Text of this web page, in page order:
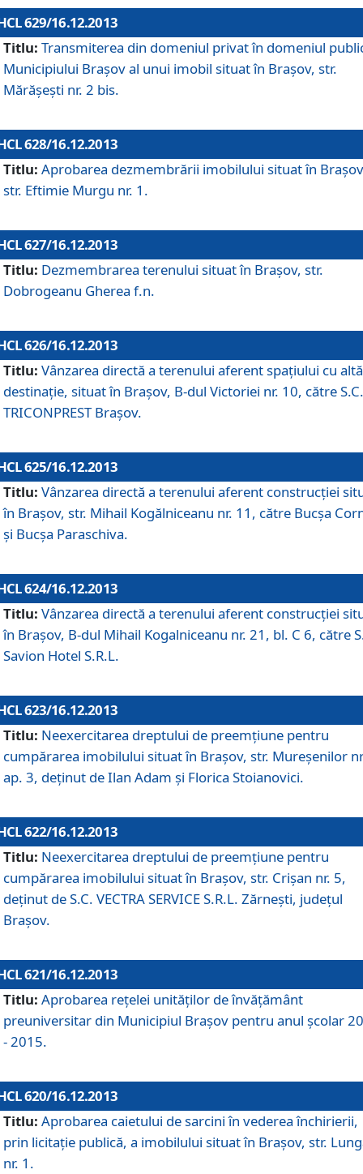
629/16.12.2013
Titlu: Transmiterea din domeniul privat în domeniul
Municipiului Braşov al unui imobil situat în Braşov, str.
Mărăşeşti nr. 2 bis.
628/16.12.2013
Titlu: Aprobarea dezmembrării imobilului situat în
str. Eftimie Murgu nr. 1.
627/16.12.2013
Titlu: Dezmembrarea terenului situat în Braşov, str.
Dobrogeanu Gherea f.n.
626/16.12.2013
Titlu: Vânzarea directă a terenului aferent spaţiului cu altă
destinaţie, situat în Braşov, B-dul Victoriei nr. 10, către S.C.
TRICONPREST Braşov.
625/16.12.2013
Titlu: Vânzarea directă a terenului aferent construcţiei
în Braşov, str. Mihail Kogălniceanu nr. 11, către Bucşa
şi Bucşa Paraschiva.
624/16.12.2013
Titlu: Vânzarea directă a terenului aferent construcţiei
în Braşov, B-dul Mihail Kogalniceanu nr. 21, bl. C 6, către
Savion Hotel S.R.L.
623/16.12.2013
Titlu: Neexercitarea dreptului de preemţiune pentru
cumpărarea imobilului situat în Braşov, str. Mureşenilor
ap. 3, deţinut de Ilan Adam şi Florica Stoianovici.
622/16.12.2013
Titlu: Neexercitarea dreptului de preemţiune pentru
cumpărarea imobilului situat în Braşov, str. Crişan nr. 5,
deţinut de S.C. VECTRA SERVICE S.R.L. Zărneşti, judeţul
Braşov.
621/16.12.2013
Titlu: Aprobarea reţelei unităţilor de învăţământ
preuniversitar din Municipiul Braşov pentru anul şcolar
- 2015.
620/16.12.2013
Titlu: Aprobarea caietului de sarcini în vederea închirierii,
prin licitaţie publică, a imobilului situat în Braşov, str.
nr. 1.